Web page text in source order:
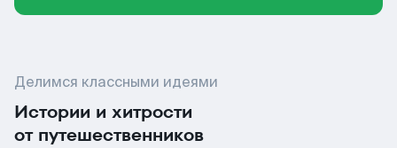
Делимся классными идеями
Истории и хитрости
от путешественников